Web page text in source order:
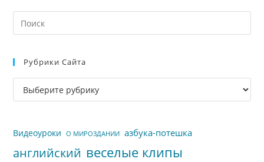
Рубрики Сайта
Рубрики
сайта
Видеоуроки О МИРОЗДАНИИ азбука-потешка
английский веселые клипы